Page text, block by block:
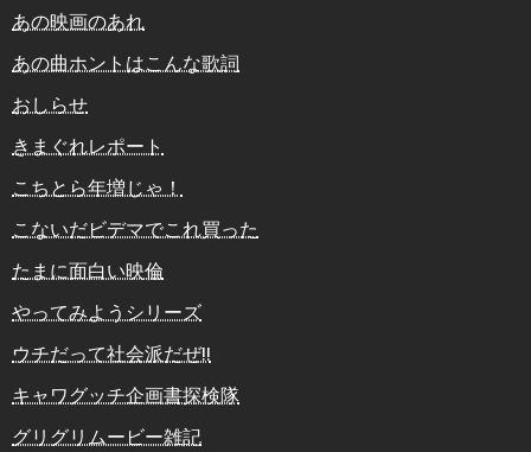
あの映画のあれ
あの曲ホントはこんな歌詞
おしらせ
きまぐれレポート
こちとら年増じゃ！
こないだビデマでこれ買った
たまに面白い映倫
やってみようシリーズ
ウチだって社会派だぜ!!
キャワグッチ企画書探検隊
グリグリムービー雑記